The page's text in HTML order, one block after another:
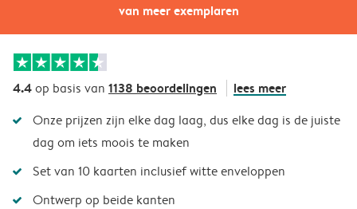
van meer exemplaren
4.4op basis van 1138 beoordelingen lees meer
Onze prijzen zijn elke dag laag, dus elke dag is de juiste
dag om iets moois te maken
Set van 10 kaarten inclusief witte enveloppen
Ontwerp op beide kanten